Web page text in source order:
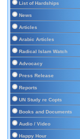
List of Hardships
News
Articles
Arabic Articles
Radical Islam Watch
Advocacy
Press Release
Reports
UN Study re Copts
Books and Documents
Audio / Video
Happy Hour